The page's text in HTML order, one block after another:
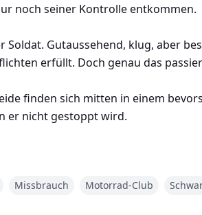
noch seiner Kontrolle entkommen.
Gutaussehend, klug, aber
erfüllt. Doch genau das
finden sich mitten in einem
er nicht gestoppt wird.
Missbrauch Motorrad-Club